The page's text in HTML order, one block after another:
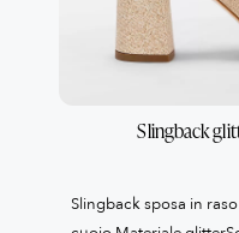
Slingback
Slingback sposa in